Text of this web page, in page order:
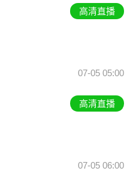
高清直播
07-05 05:00
高清直播
07-05 06:00